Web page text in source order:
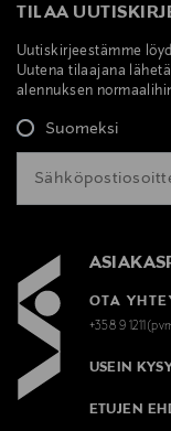
TILAA
Uutiskirjeestämme
Uutena tilaajana
alennuksen
Suomeksi
OTA
+358 9
USEIN
ETUJEN